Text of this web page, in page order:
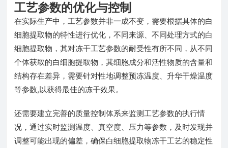
工艺参数的优化与控制
在实际生产中，工艺参数并非一成不变，需要根据具体的白
细胞提取物的特性进行优化，不同来源、不同处理方式的白
细胞提取物，其对冻干工艺参数的耐受性有所不同，从不同
个体获取的白细胞提取物，其细胞成分和活性物质的含量和
结构存在差异，需要针对性地调整预冻温度、升华干燥温度
等参数,以获得最佳的冻干效果。
还需要建立完善的质量控制体系来监测工艺参数的执行情
况，通过实时监测温度、真空度、压力等参数，及时发现并
调整可能出现的偏差，确保白细胞提取物冻干工艺的稳定性